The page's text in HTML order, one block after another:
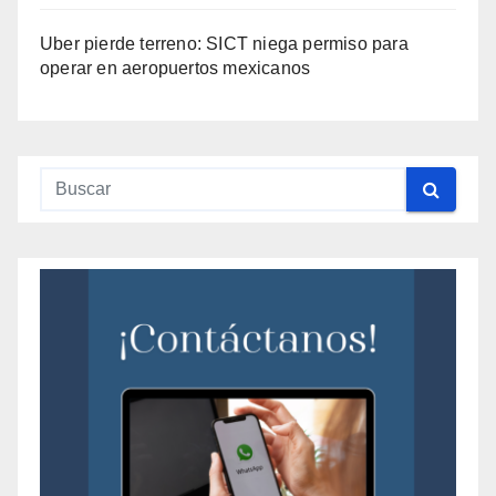
Uber pierde terreno: SICT niega permiso para
operar en aeropuertos mexicanos